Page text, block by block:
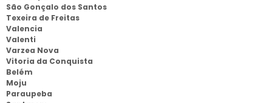
São Gonçalo dos Santos
Texeira de Freitas
Valencia
Valenti
Varzea Nova
Vitoria da Conquista
Belém
Moju
Paraupeba